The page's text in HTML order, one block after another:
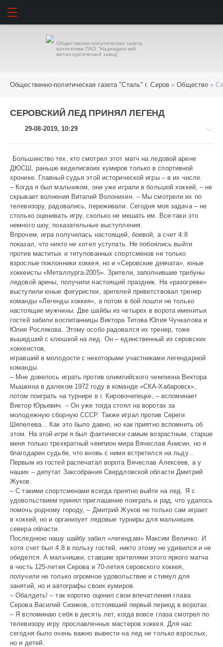
Общественно-политическая газета
коллектива ПАО "Надеждинский
металлургический завод"
Общественно-политическая газета "Сталь" г. Серов »Общество »
СЕРОВСКИЙ ЛЕД ПРИНЯЛ ЛЕГЕНД
29-08-2019, 10:29
Общество
/
1
073
Большинство тех, кто смотрел этот матч на ледовой арене
ДЮСШ, раньше виделисвоих кумиров только в спортивной
хронике. Главный судья этой исторической игры – в их числе.
– Когда я был мальчиком, они уже играли в большой хоккей, – не
скрывает волнения Виталий Волонихин. – Мы смотрели их по
телевизору, радовались, переживали. Сегодня моя задача – не
столько оценивать игру, сколько не мешать им. Все-таки это
немного шоу, показательные выступления.
Впрочем, игра получилась настоящей, боевой, а счет 4:8
показал, что никто не хотел уступать. Не побоялись выйти
против маститых и титулованных спортсменов не только
взрослые поклонники хоккея, но и «Серовские девчата», юные
хоккеисты «Металлурга-2005». Зрители, заполнившие трибуны
ледовой арены, получили настоящий праздник. На «разогреве»
выступили юные фигуристки, зрителей приветствовал тренер
команды «Легенды хоккея», а потом в бой пошли не только
настоящие мужчины. Две шайбы из четырех в ворота именитых
гостей забили воспитанницы Виктора Титова Юлия Чучкалова и
Юлия Рослякова. Этому особо радовался их тренер, тоже
вышедший с клюшкой на лед. Он – единственный из серовских
хоккеистов,
игравший в молодости с некоторыми участниками легендарной
команды.
– Мне довелось играть против олимпийского чемпиона Виктора
Мышкина в далеком 1972 году в команде «СКА-Хабаровск»,
потом поиграть на турнире в г. Кировочепецке, – вспоминает
Виктор Юрьевич. – Он уже тогда стоял на воротах за
молодежную сборную СССР. Также играл против Сереги
Шепелева... Как это было давно, но как приятно вспомнить об
этом. На этой игре я был фактически самым возрастным, старше
меня только трехкратный чемпион мира Вячеслав Анисин, но я
благодарен судьбе, что вновь с ними встретился на льду...
Первым из гостей распечатал ворота Вячеслав Алексеев, а у
наших – депутат Заксобрания Свердловской области Дмитрий
Жуков.
– С такими спортсменами всегда приятно выйти на лед. Я с
удовольствием принял приглашение поиграть и рад, что удалось
помочь родному городу, – Дмитрий Жуков не только сам играет
в хоккей, но и организует ледовые турниры для мальчишек
севера области.
Последнюю нашу шайбу забил «легендам» Максим Величко. И
хотя счет был 4:8 в пользу гостей, никто этому не удивился и не
обиделся. А мальчишки, ставшие зрителями этого яркого матча
в честь 125-летия Серова и 70-летия серовского хоккея,
получили не только огромное удовольствие и стимул для
занятий, но и автографы своих кумиров.
– Обалдеть! – так коротко оценил свои впечатления глава
Серова Василий Сизиков, отстоявший первый период в воротах.
– Я вспоминаю себя в десять лет, когда вовсе глаза смотрел по
телевизору игру прославленных мастеров хоккея. Для нас
сегодня было очень важно вывести на лед не только взрослых,
но и детей.